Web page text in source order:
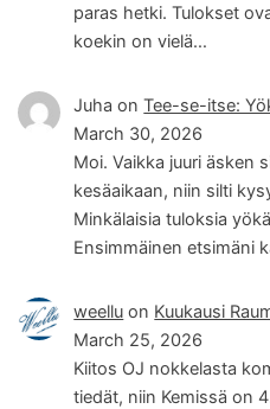
paras hetki. Tulokset
koekin on vielä…
Juha onTee-se-itse:
March 30, 2026
Moi. Vaikka juuri äsken
kesäaikaan, niin silti
Minkälaisia tuloksia
Ensimmäinen etsimäni
weellu on Kuukausi
March 25, 2026
Kiitos OJ nokkelasta
tiedät, niin Kemissä on